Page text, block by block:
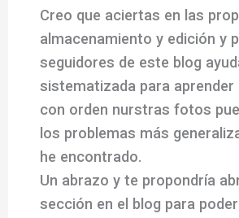
Creo que aciertas en las
almacenamiento y edición y
seguidores de este blog
sistematizada para aprender
con orden nurstras fotos
los problemas más
he encontrado.
Un abrazo y te propondría
sección en el blog para